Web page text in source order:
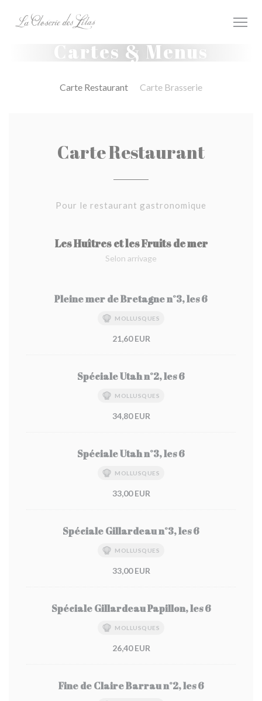
Cartes & Menus
Carte Restaurant Carte Brasserie
Carte Restaurant
Pour le restaurant gastronomique
Les Huîtres et les Fruits de mer
Selon arrivage
Pleine mer de Bretagne n°3, les 6
MOLLUSQUES
21,60 EUR
Spéciale Utah n°2, les 6
MOLLUSQUES
34,80 EUR
Spéciale Utah n°3, les 6
MOLLUSQUES
33,00 EUR
Spéciale Gillardeau n°3, les 6
MOLLUSQUES
33,00 EUR
Spéciale Gillardeau Papillon, les 6
MOLLUSQUES
26,40 EUR
Fine de Claire Barrau n°2, les 6